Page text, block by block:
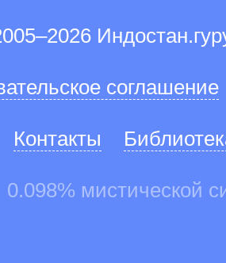
соглашение
Контакты
0.098% мистической